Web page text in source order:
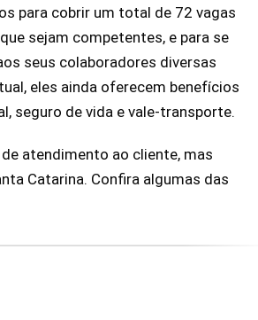
para cobrir um total de 72 vagas
sejam competentes, e para se
seus colaboradores diversas
eles ainda oferecem benefícios
seguro de vida e vale-transporte.
atendimento ao cliente, mas
Catarina. Confira algumas das